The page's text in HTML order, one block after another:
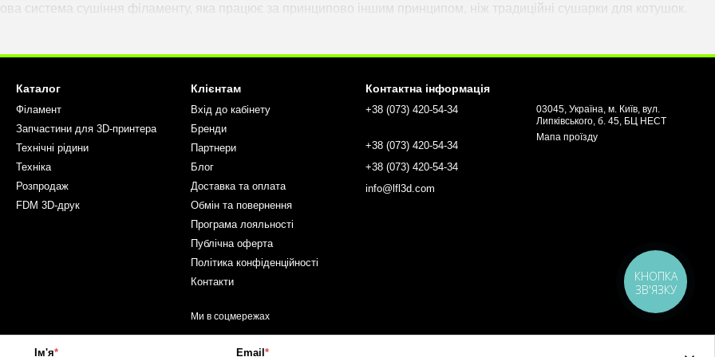
система сушіння філаменту, яка працює за принципово іншим принципом, ніж традиційні сушарки для котушок.
стану без тривалого попереднього сушіння, а друк можна розпочинати практично одразу.
сушарок, система працює безпосередньо в процесі друку. Замкнений контур із десикантом, вбудовані датчики та
матеріалів забезпечують стабільні умови сушіння незалежно від тривалості друку. Такий підхід також допомагає
циклів нагрівання всієї котушки, що особливо важливо для дорогих інженерних полімерів.
під час роботи з матеріалами, чутливими до вологи, зокрема:
Каталог
Філамент
Запчастини для 3D-принтера
Технічні рідини
Техніка
Розпродаж
FDM 3D-друк
Клієнтам
Вхід до кабінету
Бренди
Партнери
Блог
Доставка та оплата
Обмін та повернення
Програма лояльності
Публічна оферта
Політика конфіденційності
Контакти
Ми в соцмережах
Контактна інформація
+38 (073) 420-54-34
+38 (073) 420-54-34
+38 (073) 420-54-34
info@lfl3d.com
03045, Україна, м. Київ, вул.
Липківського, б. 45, БЦ НЕСТ
Мапа проїзду
Ім'я* Email*
КНОПКА
ЗВ'ЯЗКУ